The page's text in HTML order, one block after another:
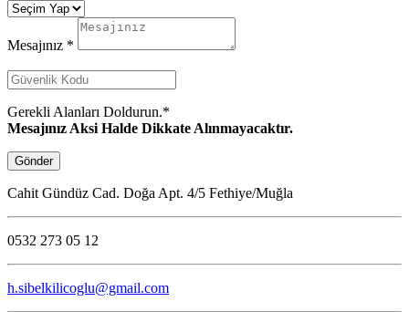
Mesajınız *
Gerekli Alanları Doldurun.*
Mesajınız Aksi Halde Dikkate Alınmayacaktır.
Gönder
Cahit Gündüz Cad. Doğa Apt. 4/5 Fethiye/Muğla
0532 273 05 12
h.sibelkilicoglu@gmail.com